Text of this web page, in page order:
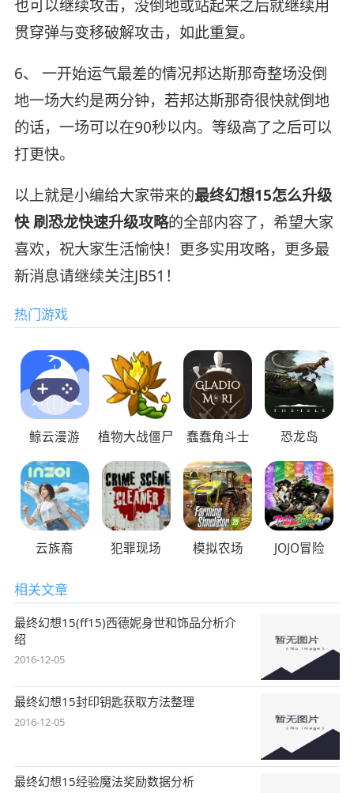
也可以继续攻击，没倒地或站起来之后就继续用
贯穿弹与变移破解攻击，如此重复。
6、 一开始运气最差的情况邦达斯那奇整场没倒
地一场大约是两分钟，若邦达斯那奇很快就倒地
的话，一场可以在90秒以内。等级高了之后可以
打更快。
以上就是小编给大家带来的最终幻想15怎么升级
快 刷恐龙快速升级攻略的全部内容了，希望大家
喜欢，祝大家生活愉快！更多实用攻略，更多最
新消息请继续关注JB51！
热门游戏
鲸云漫游 植物大战僵尸 蠢蠢角斗士 恐龙岛
云族裔 犯罪现场 模拟农场 JOJO冒险
相关文章
最终幻想15(ff15)西德妮身世和饰品分析介
绍
2016-12-05
最终幻想15封印钥匙获取方法整理
2016-12-05
最终幻想15经验魔法奖励数据分析